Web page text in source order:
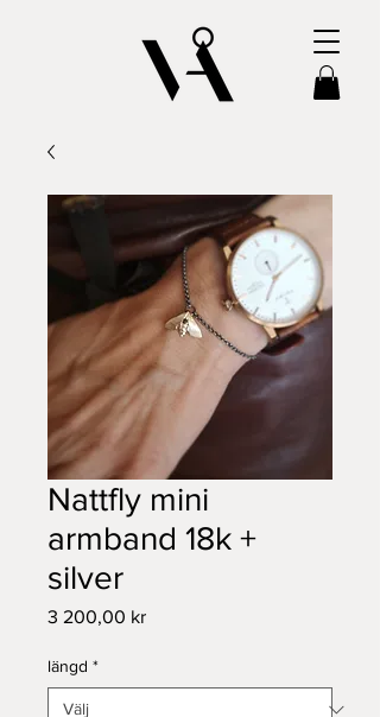
Nattfly mini
armband 18k +
silver
3 200,00 krPris
längd *